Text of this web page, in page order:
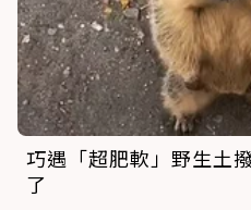
巧遇「超肥軟」野生土
了